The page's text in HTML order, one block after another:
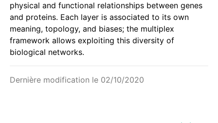
physical and functional relationships between genes
and proteins. Each layer is associated to its own
meaning, topology, and biases; the multiplex
framework allows exploiting this diversity of
biological networks.
Dernière modification le 02/10/2020